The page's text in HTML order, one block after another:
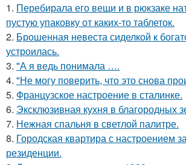
1. Перебирала его вещи и в рюкзаке
пустую упаковку от каких-то таблеток.
2. Брошенная невеста сиделкой к
устроилась.
3. "А я ведь понимала ….
4. "Не могу поверить, что это снова
5. Французское настроение в сталинке.
6. Эксклюзивная кухня в благородных
7. Нежная спальня в светлой палитре.
8. Городская квартира с настроением
резиденции.